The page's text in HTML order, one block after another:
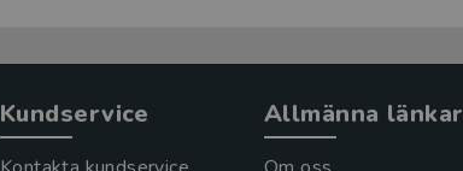
Kundservice Allmänna länkar